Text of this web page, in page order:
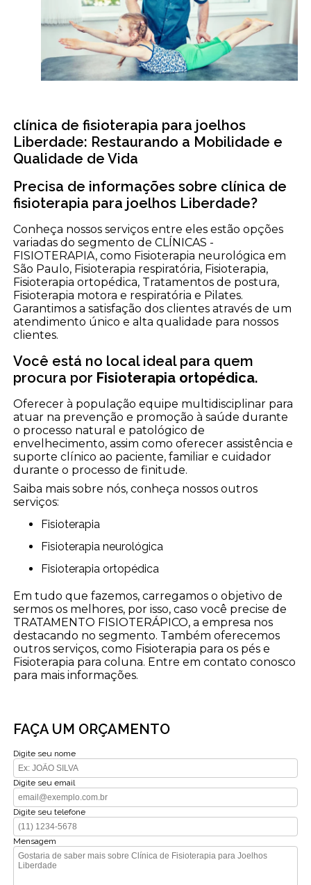
clínica de fisioterapia para joelhos
Liberdade: Restaurando a Mobilidade e
Qualidade de Vida
Precisa de informações sobre clínica de
fisioterapia para joelhos Liberdade?
Conheça nossos serviços entre eles estão opções
variadas do segmento de CLÍNICAS -
FISIOTERAPIA, como Fisioterapia neurológica em
São Paulo, Fisioterapia respiratória, Fisioterapia,
Fisioterapia ortopédica, Tratamentos de postura,
Fisioterapia motora e respiratória e Pilates.
Garantimos a satisfação dos clientes através de um
atendimento único e alta qualidade para nossos
clientes.
Você está no local ideal para quem
procura por Fisioterapia ortopédica.
Oferecer à população equipe multidisciplinar para
atuar na prevenção e promoção à saúde durante
o processo natural e patológico de
envelhecimento, assim como oferecer assistência e
suporte clínico ao paciente, familiar e cuidador
durante o processo de finitude.
Saiba mais sobre nós, conheça nossos outros
serviços:
Fisioterapia
Fisioterapia neurológica
Fisioterapia ortopédica
Em tudo que fazemos, carregamos o objetivo de
sermos os melhores, por isso, caso você precise de
TRATAMENTO FISIOTERÁPICO, a empresa nos
destacando no segmento. Também oferecemos
outros serviços, como Fisioterapia para os pés e
Fisioterapia para coluna. Entre em contato conosco
para mais informações.
FAÇA UM ORÇAMENTO
Digite seu nome
Digite seu email
Digite seu telefone
Mensagem